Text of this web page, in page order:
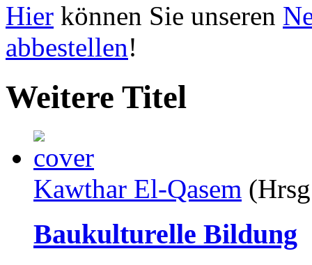
Hier können Sie unseren
abbestellen!
Weitere Titel
Kawthar El-Qasem
Baukulturelle Bildung